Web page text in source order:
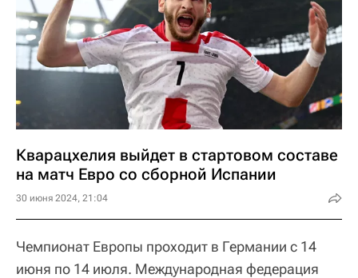
Кварацхелия выйдет в стартовом составе
на матч Евро со сборной Испании
30 июня 2024, 21:04
Чемпионат Европы проходит в Германии с 14
июня по 14 июля. Международная федерация